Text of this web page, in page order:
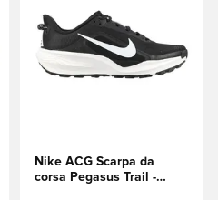
Nike ACG Scarpa da
corsa Pegasus Trail -